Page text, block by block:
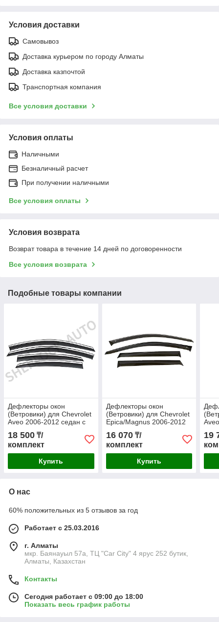
Условия доставки
Самовывоз
Доставка курьером по городу Алматы
Доставка казпочтой
Транспортная компания
Все условия доставки
Условия оплаты
Наличными
Безналичный расчет
При получении наличными
Все условия оплаты
Условия возврата
Возврат товара в течение 14 дней по договоренности
Все условия возврата
Подобные товары компании
Дефлекторы окон
(Ветровики) для Chevrolet
Aveo 2006-2012 седан с
металлическим
молдингом
18 500 ₸/
комплект
Купить
Дефлекторы окон
(Ветровики) для Chevrolet
Epica/Magnus 2006-2012
16 070₸/
комплект
Купить
19
О нас
60% положительных из 5 отзывов за год
Работает с 25.03.2016
г. Алматы
мкр. Баянауыл 57а, ТЦ "Car Сity" 4 ярус 252 бутик,
Алматы, Казахстан
Контакты
Сегодня работает с 09:00 до 18:00
Показать весь график работы